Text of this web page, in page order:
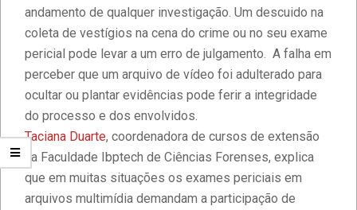
andamento de qualquer investigação. Um descuido na
coleta de vestígios na cena do crime ou no seu exame
pericial pode levar a um erro de julgamento. A falha em
perceber que um arquivo de vídeo foi adulterado para
ocultar ou plantar evidências pode ferir a integridade
do processo e dos envolvidos.
Taciana Duarte, coordenadora de cursos de extensão
na Faculdade Ibptech de Ciências Forenses, explica
que em muitas situações os exames periciais em
arquivos multimídia demandam a participação de